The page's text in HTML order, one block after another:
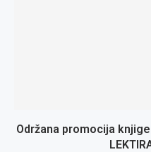
Održana promocija